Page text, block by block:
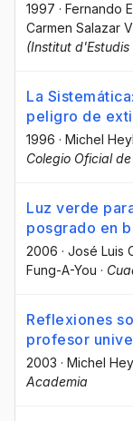
1997 · Fernando
Carmen Salazar
(Institut
La
peligro de
1996 · Michel
Colegio Oficial
Luz verde
posgrado en
2006 · José Luis
Fung-A-You ·
Reflexiones
profesor
2003 · Michel
Academia